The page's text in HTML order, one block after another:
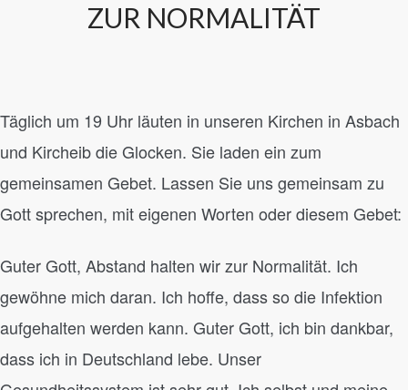
ZUR NORMALITÄT
Täglich um 19 Uhr läuten in unseren Kirchen in Asbach
und Kircheib die Glocken. Sie laden ein zum
gemeinsamen Gebet. Lassen Sie uns gemeinsam zu
Gott sprechen, mit eigenen Worten oder diesem Gebet:
Guter Gott, Abstand halten wir zur Normalität. Ich
gewöhne mich daran. Ich hoffe, dass so die Infektion
aufgehalten werden kann. Guter Gott, ich bin dankbar,
dass ich in Deutschland lebe. Unser